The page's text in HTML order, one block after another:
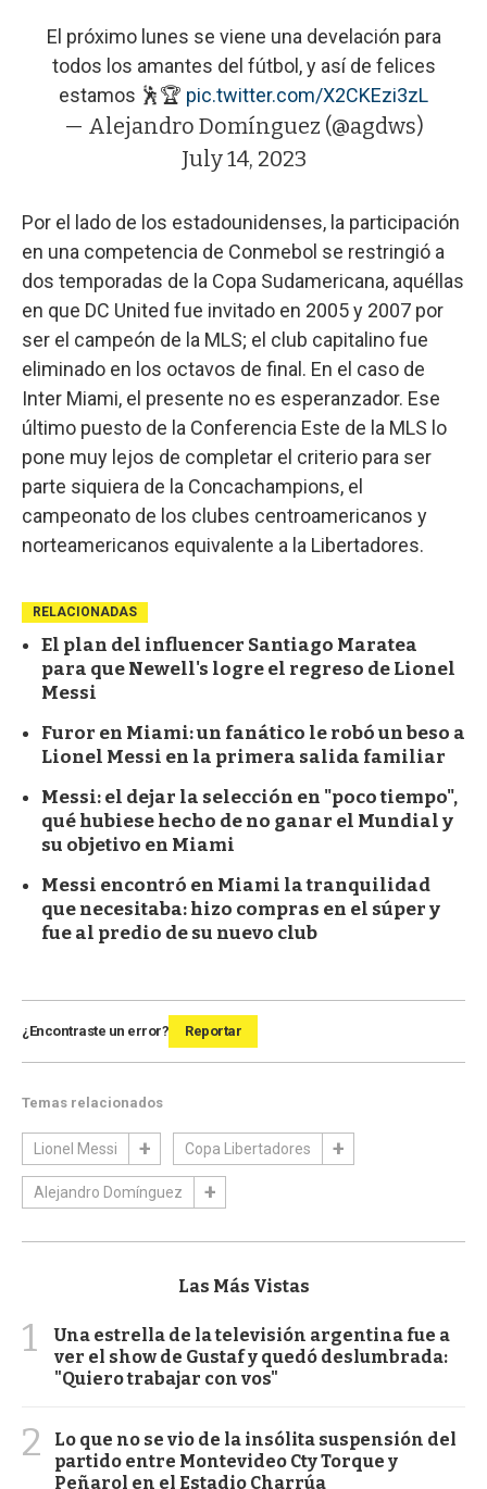
El próximo lunes se viene una develación para
todos los amantes del fútbol, y así de felices
estamos 🕺🏆 pic.twitter.com/X2CKEzi3zL
— Alejandro Domínguez (@agdws)
July 14, 2023
Por el lado de los estadounidenses, la participación
en una competencia de Conmebol se restringió a
dos temporadas de la Copa Sudamericana, aquéllas
en que DC United fue invitado en 2005 y 2007 por
ser el campeón de la MLS; el club capitalino fue
eliminado en los octavos de final. En el caso de
Inter Miami, el presente no es esperanzador. Ese
último puesto de la Conferencia Este de la MLS lo
pone muy lejos de completar el criterio para ser
parte siquiera de la Concachampions, el
campeonato de los clubes centroamericanos y
norteamericanos equivalente a la Libertadores.
RELACIONADAS
El plan del influencer Santiago Maratea
para que Newell's logre el regreso de Lionel
Messi
Furor en Miami: un fanático le robó un beso a
Lionel Messi en la primera salida familiar
Messi: el dejar la selección en "poco tiempo",
qué hubiese hecho de no ganar el Mundial y
su objetivo en Miami
Messi encontró en Miami la tranquilidad
que necesitaba: hizo compras en el súper y
fue al predio de su nuevo club
¿Encontraste un error? Reportar
Temas relacionados
Lionel Messi Copa Libertadores
Alejandro Domínguez
Las Más Vistas
1
Una estrella de la televisión argentina fue a
ver el show de Gustaf y quedó deslumbrada:
"Quiero trabajar con vos"
2
Lo que no se vio de la insólita suspensión del
partido entre Montevideo Cty Torque y
Peñarol en el Estadio Charrúa